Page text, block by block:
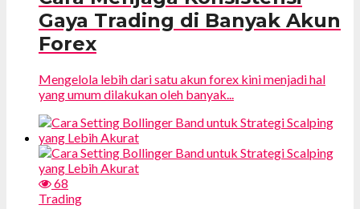
Gaya Trading di Banyak Akun
Forex
Mengelola lebih dari satu akun forex kini menjadi hal
yang umum dilakukan oleh banyak...
68
Trading